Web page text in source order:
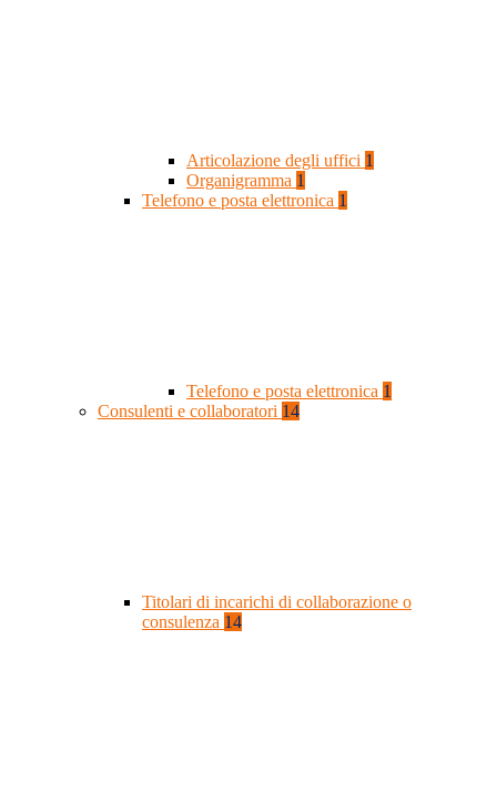
Articolazione degli uffici 1
Organigramma 1
Telefono e posta elettronica 1
Telefono e posta elettronica 1
Consulenti e collaboratori 14
Titolari di incarichi di collaborazione o
consulenza 14